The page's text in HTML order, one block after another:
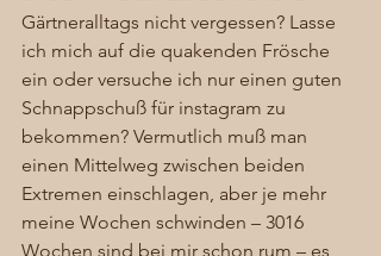
Gärtneralltags nicht vergessen? Lasse
ich mich auf die quakenden Frösche
ein oder versuche ich nur einen guten
Schnappschuß für instagram zu
bekommen? Vermutlich muß man
einen Mittelweg zwischen beiden
Extremen einschlagen, aber je mehr
meine Wochen schwinden – 3016
Wochen sind bei mir schon rum – es